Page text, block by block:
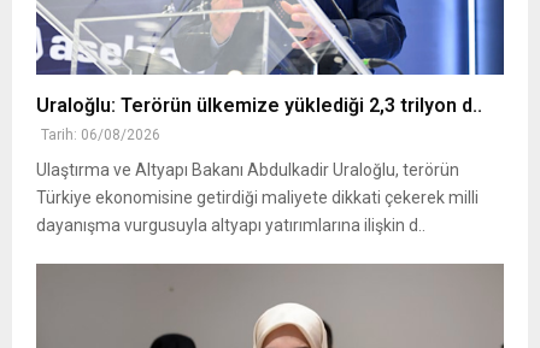
Uraloğlu: Terörün ülkemize yüklediği 2,3 trilyon d..
Tarih: 06/08/2026
Ulaştırma ve Altyapı Bakanı Abdulkadir Uraloğlu, terörün
Türkiye ekonomisine getirdiği maliyete dikkati çekerek milli
dayanışma vurgusuyla altyapı yatırımlarına ilişkin d..